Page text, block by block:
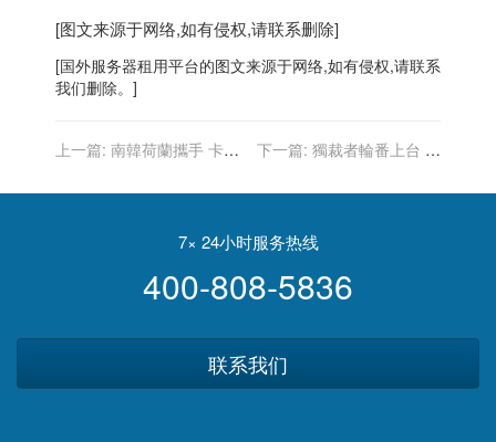
[图文来源于网络,如有侵权,请联系删除]
[国外服务器租用平台的图文来源于网络,如有侵权,请联系
我们删除。]
上一篇: 南韓荷蘭攜手 卡位
下一篇: 獨裁者輪番上台 沒
7× 24小时服务热线
400-808-5836
联系我们